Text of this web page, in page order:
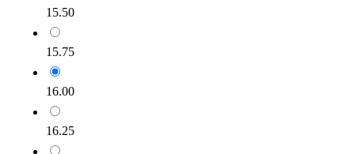
15.50
15.75
16.00
16.25